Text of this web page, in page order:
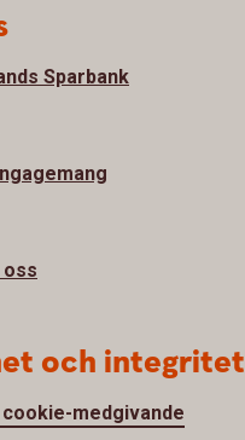
Sparbank
oss
och integritet
medgivande